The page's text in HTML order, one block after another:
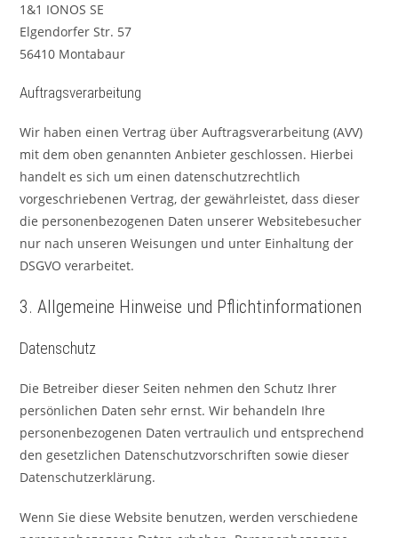
1&1 IONOS SE
Elgendorfer Str. 57
56410 Montabaur
Auftragsverarbeitung
Wir haben einen Vertrag über Auftragsverarbeitung (AVV)
mit dem oben genannten Anbieter geschlossen. Hierbei
handelt es sich um einen datenschutzrechtlich
vorgeschriebenen Vertrag, der gewährleistet, dass dieser
die personenbezogenen Daten unserer Websitebesucher
nur nach unseren Weisungen und unter Einhaltung der
DSGVO verarbeitet.
3. Allgemeine Hinweise und Pflicht­informationen
Datenschutz
Die Betreiber dieser Seiten nehmen den Schutz Ihrer
persönlichen Daten sehr ernst. Wir behandeln Ihre
personenbezogenen Daten vertraulich und entsprechend
den gesetzlichen Datenschutzvorschriften sowie dieser
Datenschutzerklärung.
Wenn Sie diese Website benutzen, werden verschiedene